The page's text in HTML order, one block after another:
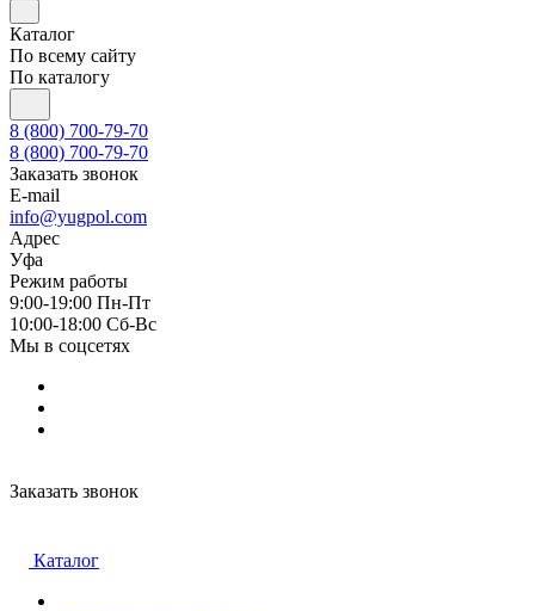
Каталог
По всему сайту
По каталогу
8 (800) 700-79-70
8 (800) 700-79-70
Заказать звонок
E-mail
info@yugpol.com
Адрес
Уфа
Режим работы
9:00-19:00 Пн-Пт
10:00-18:00 Cб-Вс
Мы в соцсетях
Заказать звонок
Каталог